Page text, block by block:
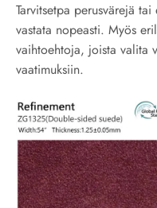
Tarvitsetpa perusvärejä
vastata nopeasti. Myös
vaihtoehtoja, joista valita
vaatimuksiin.